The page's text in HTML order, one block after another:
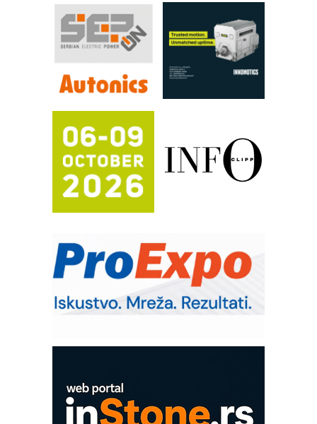
RILINEX kompanije Rittal
FANUC: Najbolje za vašu pametnu
automatizaciju
Efikasno upravljanje energijom
Automatizacija pakovanja · Display
Potpuna efikasnost bez složenih
sistema
Trajna oznaka kao dugoročna korist
Bezbednost na prvom mestu!
IB BLUMENAUER - više od 40 godina
poverenja u industriji
– Pametna signalizacija za efikasnije
upravljanje mašinama
Sigurnije ispitivanje transformatora u
solarnim elektranama i vetroparkovima
Pranje točkova na gradilištu- standard
Proizvodnja iC7 Hybrid 1500 VDC
COMBYPACK
EVOKS Maintenance Management